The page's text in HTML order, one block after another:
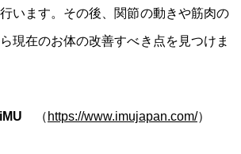
います。その後、関節の動きや筋肉の
現在のお体の改善すべき点を見つけま
iMU （ https://www.imujapan.com/）